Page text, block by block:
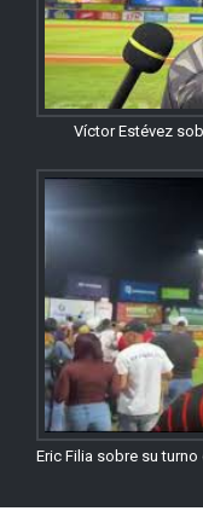
Víctor Estévez
Eric Filia sobre su